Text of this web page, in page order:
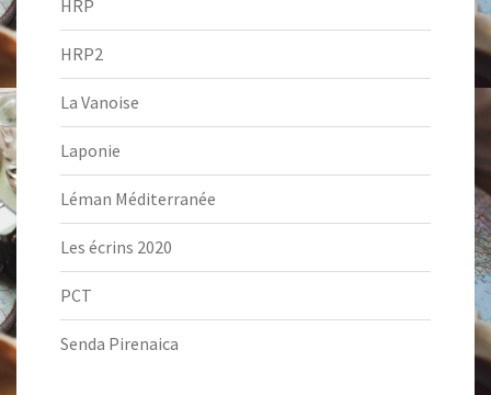
HRP
HRP2
La Vanoise
Laponie
Léman Méditerranée
Les écrins 2020
PCT
Senda Pirenaica